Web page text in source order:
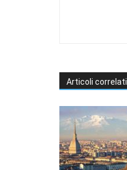
Articoli correlati